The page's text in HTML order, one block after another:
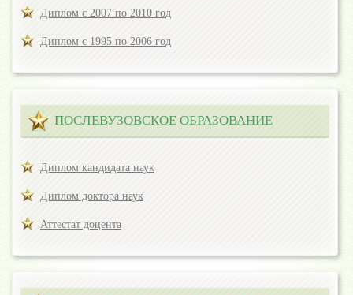
Диплом с 2007 по 2010 год
Диплом с 1995 по 2006 год
ПОСЛЕВУЗОВСКОЕ ОБРАЗОВАНИЕ
Диплом кандидата наук
Диплом доктора наук
Аттестат доцента